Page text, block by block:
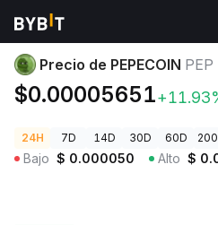
Precios de Criptomonedas Precio
Precio de PEPECOIN PEP
$0.00005651
24H 7D 14D 30D 60D
Bajo $ 0.000050 Alto $